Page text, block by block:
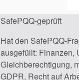
SafePQQ-geprüft
Hat den SafePQQ-
ausgefüllt: Finanzen,
Gleichberechtigung,
GDPR, Recht auf